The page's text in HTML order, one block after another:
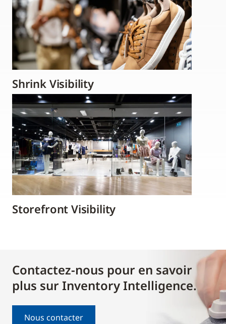
Shrink Visibility
Storefront Visibility
Contactez-nous pour en savoir
plus sur Inventory Intelligence.
Nous contacter